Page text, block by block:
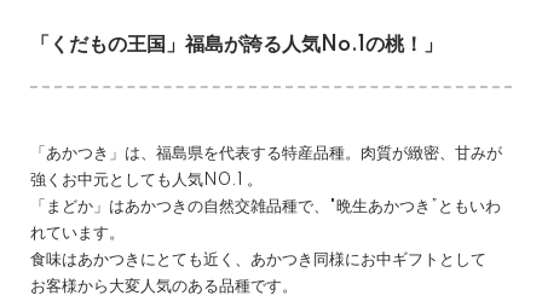
「くだもの王国」福島が誇る人気No.1の桃！」
「あかつき」は、福島県を代表する特産品種。肉質が緻密、甘みが
強くお中元としても人気N0.1 。
「まどか」はあかつきの自然交雑品種で、"晩生あかつき”ともいわ
れています。
食味はあかつきにとても近く、あかつき同様にお中ギフトとして
お客様から大変人気のある品種です。